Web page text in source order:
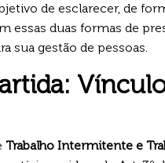
de esclarecer, de
essas duas formas de
sua gestão de pessoas.
Trabalho Intermitente e